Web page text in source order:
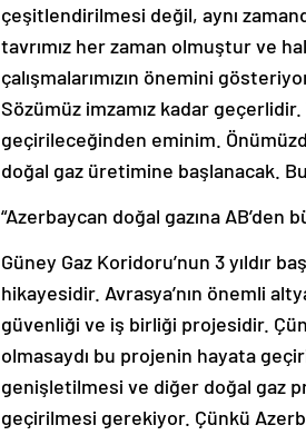
çeşitlendirilmesi değil, aynı
tavrımız her zaman olmuştur ve
çalışmalarımızın önemini
Sözümüz imzamız kadar
geçirileceğinden eminim.
doğal gaz üretimine başlanacak.
“Azerbaycan doğal gazına AB’den
Güney Gaz Koridoru’nun 3 yıldır
hikayesidir. Avrasya’nın önemli
güvenliği ve iş birliği projesidir.
olmasaydı bu projenin hayata
genişletilmesi ve diğer doğal gaz
geçirilmesi gerekiyor. Çünkü